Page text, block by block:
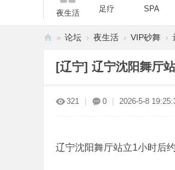
夜生活
足疗
SPA
» 论坛 › 夜生活 › VIP砂舞 ›
[辽宁] 辽宁沈阳舞厅
321 0 2026-5-8
辽宁沈阳舞厅站立1小时后